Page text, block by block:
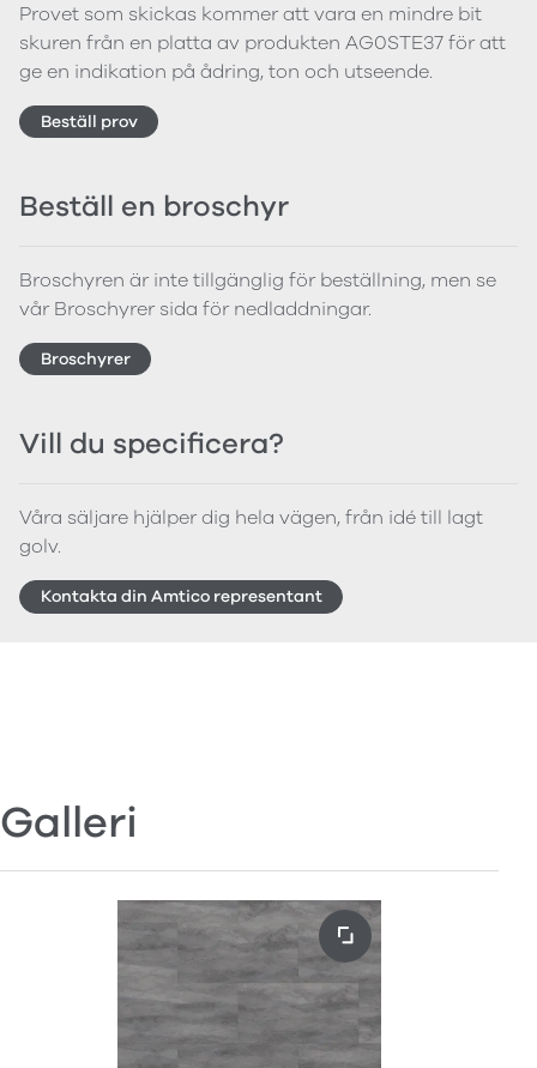
Provet som skickas kommer att vara en mindre bit
skuren från en platta av produkten AG0STE37 för att
ge en indikation på ådring, ton och utseende.
Beställ prov
Beställ en broschyr
Broschyren är inte tillgänglig för beställning, men se
vår Broschyrer sida för nedladdningar.
Broschyrer
Vill du specificera?
Våra säljare hjälper dig hela vägen, från idé till lagt
golv.
Kontakta din Amtico representant
Galleri